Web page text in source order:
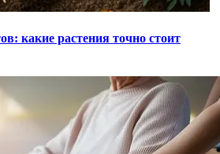
какие растения точно стоит